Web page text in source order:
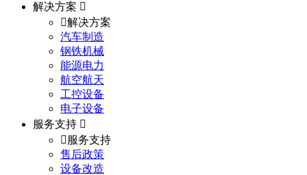
解决方案
解决方案
汽车制造
钢铁机械
能源电力
航空航天
工控设备
电子设备
服务支持
服务支持
售后政策
设备改造